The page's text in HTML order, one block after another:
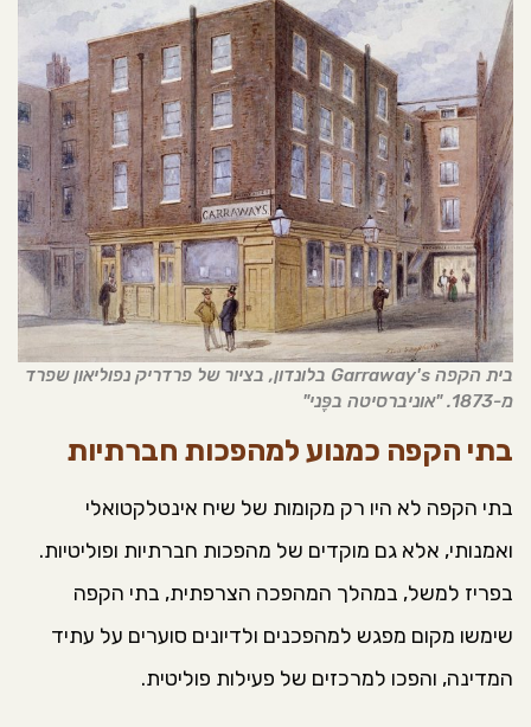
בית הקפה Garraway's בלונדון, בציור של פרדריק נפוליאון שפרד
מ-1873. "אוניברסיטה בפֶּני"
בתי הקפה כמנוע למהפכות חברתיות
בתי הקפה לא היו רק מקומות של שיח אינטלקטואלי
ואמנותי, אלא גם מוקדים של מהפכות חברתיות ופוליטיות.
בפריז למשל, במהלך המהפכה הצרפתית, בתי הקפה
שימשו מקום מפגש למהפכנים ולדיונים סוערים על עתיד
המדינה, והפכו למרכזים של פעילות פוליטית.